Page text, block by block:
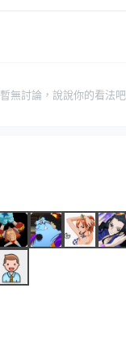
暫無討論，說說你的看法吧